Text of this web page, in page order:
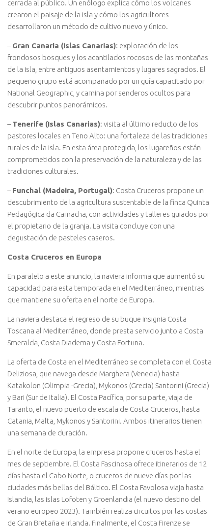
cerrada al público. Un enólogo explica cómo los volcanes
crearon el paisaje de la isla y cómo los agricultores
desarrollaron un método de cultivo nuevo y único.
–Gran Canaria (Islas Canarias): exploración de los
frondosos bosques y los acantilados rocosos de las montañas
de la isla, entre antiguos asentamientos y lugares sagrados. El
pequeño grupo está acompañado por un guía capacitado por
National Geographic, y camina por senderos ocultos para
descubrir puntos panorámicos.
–Tenerife (Islas Canarias): visita al último reducto de los
pastores locales en Teno Alto: una fortaleza de las tradiciones
rurales de la isla. En esta área protegida, los lugareños están
comprometidos con la preservación de la naturaleza y de las
tradiciones culturales.
–Funchal (Madeira, Portugal): Costa Cruceros propone un
descubrimiento de la agricultura sustentable de la finca Quinta
Pedagógica da Camacha, con actividades y talleres guiados por
el propietario de la granja. La visita concluye con una
degustación de pasteles caseros.
Costa Cruceros en Europa
En paralelo a este anuncio, la naviera informa que aumentó su
capacidad para esta temporada en el Mediterráneo, mientras
que mantiene su oferta en el norte de Europa.
La naviera destaca el regreso de su buque insignia Costa
Toscana al Mediterráneo, donde presta servicio junto a Costa
Smeralda, Costa Diadema y Costa Fortuna.
La oferta de Costa en el Mediterráneo se completa con el Costa
Deliziosa, que navega desde Marghera (Venecia) hasta
Katakolon (Olimpia -Grecia), Mykonos (Grecia) Santorini (Grecia)
y Bari (Sur de Italia). El Costa Pacífica, por su parte, viaja de
Taranto, el nuevo puerto de escala de Costa Cruceros, hasta
Catania, Malta, Mykonos y Santorini. Ambos itinerarios tienen
una semana de duración.
En el norte de Europa, la empresa propone cruceros hasta el
mes de septiembre. El Costa Fascinosa ofrece itinerarios de 12
días hasta el Cabo Norte, o cruceros de nueve días por las
ciudades más bellas del Báltico. El Costa Favolosa viaja hasta
Islandia, las islas Lofoten y Groenlandia (el nuevo destino del
verano europeo 2023). También realiza circuitos por las costas
de Gran Bretaña e Irlanda. Finalmente, el Costa Firenze se